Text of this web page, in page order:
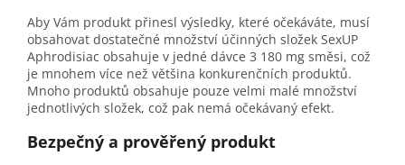
Aby Vám produkt přinesl výsledky, které očekáváte, musí
obsahovat dostatečné množství účinných složek SexUP
Aphrodisiac obsahuje v jedné dávce 3 180 mg směsi, což
je mnohem více než většina konkurenčních produktů.
Mnoho produktů obsahuje pouze velmi malé množství
jednotlivých složek, což pak nemá očekávaný efekt.
Bezpečný a prověřený produkt